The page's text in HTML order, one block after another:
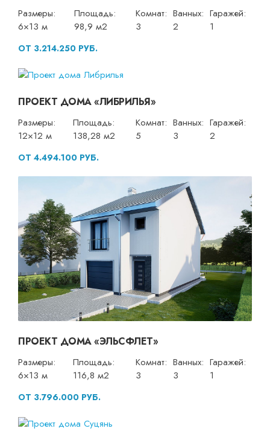
Размеры:
6×13 м
Площадь:
98,9 м2
Комнат:
3
Ванных:
2
Гаражей:
1
ОТ 3.214.250 РУБ.
ПРОЕКТ ДОМА «ЛИБРИЛЬЯ»
Размеры:
12×12 м
Площадь:
138,28 м2
Комнат:
5
Ванных:
3
Гаражей:
2
ОТ 4.494.100 РУБ.
ПРОЕКТ ДОМА «ЭЛЬСФЛЕТ»
Размеры:
6×13 м
Площадь:
116,8 м2
Комнат:
3
Ванных:
3
Гаражей:
1
ОТ 3.796.000 РУБ.